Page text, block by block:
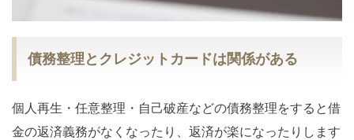
債務整理とクレジットカードは関係がある
個人再生・任意整理・自己破産などの債務整理をすると借
金の返済義務がなくなったり、返済が楽になったりします